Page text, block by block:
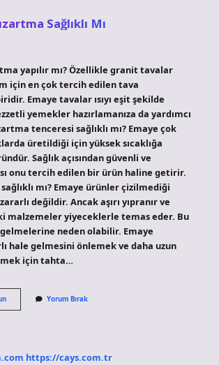
Sağlıklı Mı
yapılır mı? Özellikle granit tavalar
için en çok tercih edilen tava
Emaye tavalar ısıyı eşit şekilde
yemekler hazırlamanıza da yardımcı
tenceresi sağlıklı mı? Emaye çok
üretildiği için yüksek sıcaklığa
Sağlık açısından güvenli ve
onu tercih edilen bir ürün haline getirir.
mı? Emaye ürünler çizilmediği
değildir. Ancak aşırı yıpranır ve
malzemeler yiyeceklerle temas eder. Bu
neden olabilir. Emaye
hale gelmesini önlemek ve daha uzun
için tahta…
Emayede
Kızartma
Yorum Bırak
https://cays.com.tr